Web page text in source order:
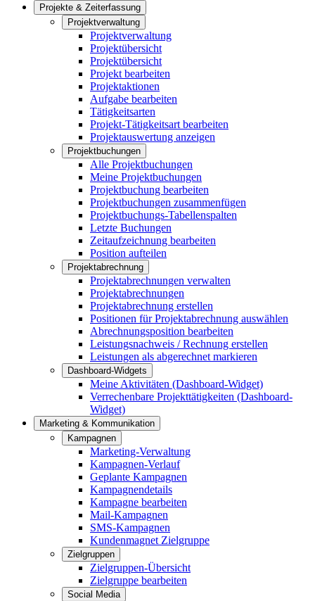
Projekte & Zeiterfassung
Projektverwaltung
Projektverwaltung
Projektübersicht
Projektübersicht
Projekt bearbeiten
Projektaktionen
Aufgabe bearbeiten
Tätigkeitsarten
Projekt-Tätigkeitsart bearbeiten
Projektauswertung anzeigen
Projektbuchungen
Alle Projektbuchungen
Meine Projektbuchungen
Projektbuchung bearbeiten
Projektbuchungen zusammenfügen
Projektbuchungs-Tabellenspalten
Letzte Buchungen
Zeitaufzeichnung bearbeiten
Position aufteilen
Projektabrechnung
Projektabrechnungen verwalten
Projektabrechnungen
Projektabrechnung erstellen
Positionen für Projektabrechnung auswählen
Abrechnungsposition bearbeiten
Leistungsnachweis / Rechnung erstellen
Leistungen als abgerechnet markieren
Dashboard-Widgets
Meine Aktivitäten (Dashboard-Widget)
Verrechenbare Projekttätigkeiten (Dashboard-
Widget)
Marketing & Kommunikation
Kampagnen
Marketing-Verwaltung
Kampagnen-Verlauf
Geplante Kampagnen
Kampagnendetails
Kampagne bearbeiten
Mail-Kampagnen
SMS-Kampagnen
Kundenmagnet Zielgruppe
Zielgruppen
Zielgruppen-Übersicht
Zielgruppe bearbeiten
Social Media